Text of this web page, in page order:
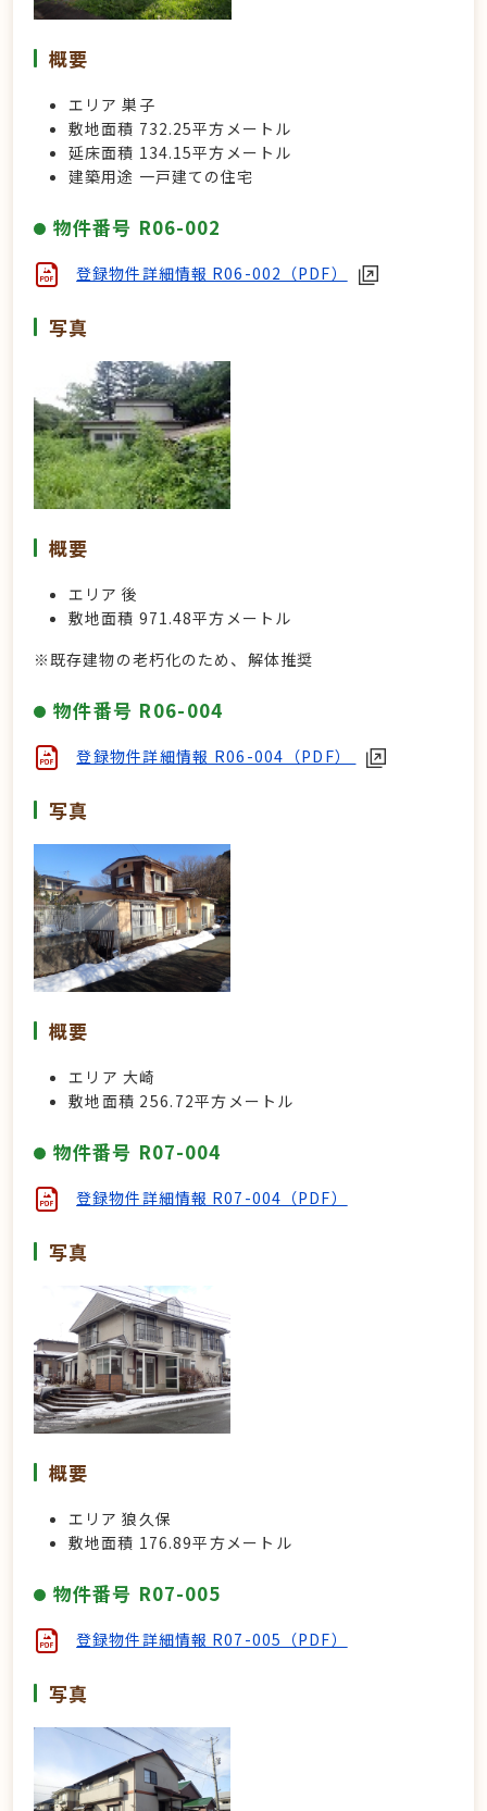
概要
エリア 巣子
敷地面積 732.25平方メートル
延床面積 134.15平方メートル
建築用途 一戸建ての住宅
物件番号 R06-002
登録物件詳細情報 R06-002（PDF）
写真
概要
エリア 後
敷地面積 971.48平方メートル
※既存建物の老朽化のため、解体推奨
物件番号 R06-004
登録物件詳細情報 R06-004（PDF）
写真
概要
エリア 大崎
敷地面積 256.72平方メートル
物件番号 R07-004
登録物件詳細情報 R07-004（PDF）
写真
概要
エリア 狼久保
敷地面積 176.89平方メートル
物件番号 R07-005
登録物件詳細情報 R07-005（PDF）
写真